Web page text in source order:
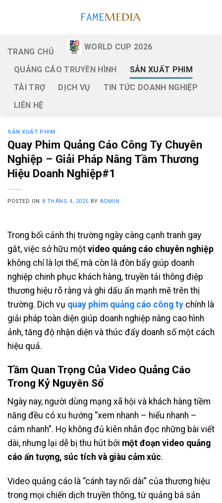
TRANG CHỦ
WORLD CUP 2026
QUẢNG CÁO TRUYỀN HÌNH
SẢN XUẤT PHIM
TÀI TRỢ
DỊCH VỤ
TIN TỨC DOANH NGHIỆP
LIÊN HỆ
SẢN XUẤT PHIM
Quay Phim Quảng Cáo Công Ty Chuyên
Nghiệp – Giải Pháp Nâng Tầm Thương
Hiệu Doanh Nghiệp#1
POSTED ON 8 THÁNG 4, 2025 BY ADMIN
Trong bối cảnh thị trường ngày càng cạnh tranh gay
gắt, việc sở hữu một video quảng cáo chuyên nghiệp
không chỉ là lợi thế, mà còn là đòn bẩy giúp doanh
nghiệp chinh phục khách hàng, truyền tải thông điệp
thương hiệu rõ ràng và ghi dấu ấn mạnh mẽ trên thị
trường. Dịch vụ quay phim quảng cáo công ty chính là
giải pháp toàn diện giúp doanh nghiệp nâng cao hình
ảnh, tăng độ nhận diện và thúc đẩy doanh số một cách
hiệu quả.
Tầm Quan Trọng Của Video Quảng Cáo
Trong Kỷ Nguyên Số
Ngày nay, người dùng mạng xã hội và khách hàng tiềm
năng đều có xu hướng “xem nhanh – hiểu nhanh –
cảm nhanh”. Họ không đủ kiên nhẫn đọc những bài viết
dài, nhưng lại dễ bị thu hút bởi một đoạn video quảng
cáo ấn tượng, súc tích và giàu cảm xúc.
Video quảng cáo là “cánh tay nối dài” của thương hiệu
trong mọi chiến dịch truyền thông, từ quảng bá sản